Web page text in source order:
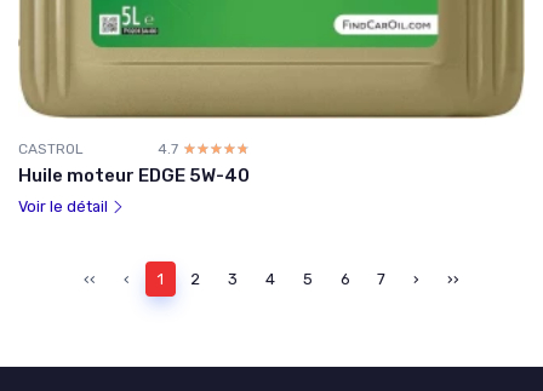
CASTROL 4.7 ☆☆☆☆☆
★★★★★
Huile moteur EDGE 5W-40
Voir le détail
‹‹ ‹ 1 2 3 4 5 6 7 › ››